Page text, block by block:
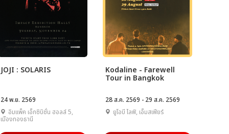
JOJI : SOLARIS
24 พ.ย. 2569
อิมแพ็ค เอ็กซิบิชั่น ฮอลล์ 5,
เมืองทองธานี
Kodaline - Farewell
Tour in Bangkok
28 ส.ค. 2569 - 29 ส.ค. 2569
ยูโอบี ไลฟ์, เอ็มสเฟียร์